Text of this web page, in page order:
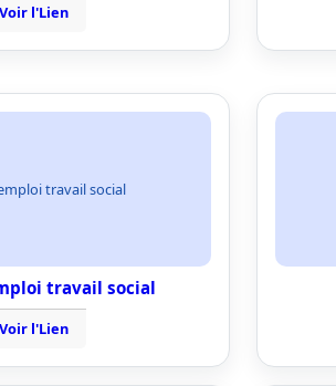
Voir l'Lien
travail social
travail social
Voir l'Lien